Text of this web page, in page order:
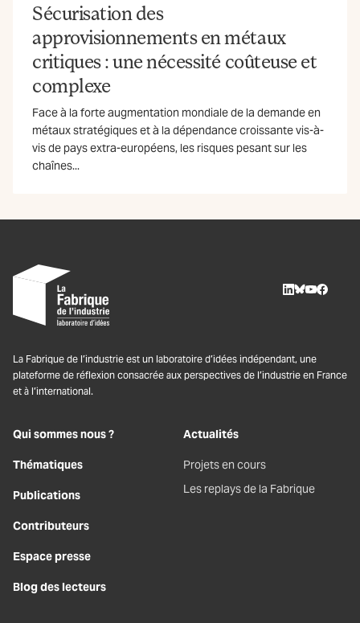
Sécurisation des
approvisionnements en métaux
critiques : une nécessité coûteuse et
complexe
Face à la forte augmentation mondiale de la demande en
métaux stratégiques et à la dépendance croissante vis-à-
vis de pays extra-européens, les risques pesant sur les
chaînes...
La Fabrique de l’industrie est un laboratoire d’idées indépendant, une
plateforme de réflexion consacrée aux perspectives de l’industrie en France
et à l’international.
Qui sommes nous ?
Thématiques
Publications
Contributeurs
Espace presse
Blog des lecteurs
Actualités
Projets en cours
Les replays de la Fabrique